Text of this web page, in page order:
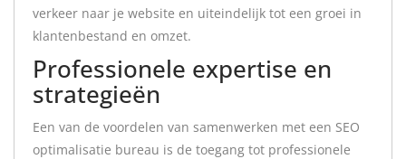
verkeer naar je website en uiteindelijk tot een groei in
klantenbestand en omzet.
Professionele expertise en
strategieën
Een van de voordelen van samenwerken met een SEO
optimalisatie bureau is de toegang tot professionele